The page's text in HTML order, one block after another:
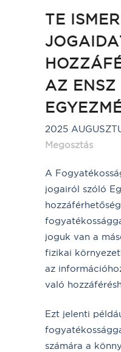
TE
AZ ENSZ
2025
Megosztás
A
jogairól szóló
joguk van a
fizikai
az
való
Ezt jelenti
számára a